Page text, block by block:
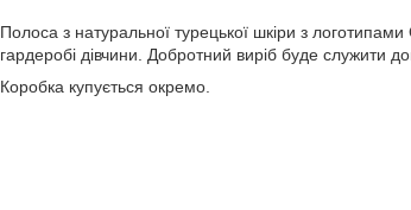
Полоса з натуральної турецької шкіри з
гардеробі дівчини. Добротний виріб буде служити
Коробка купується окремо.